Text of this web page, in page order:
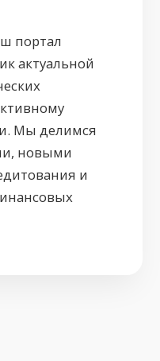
портал
актуальной
Мы делимся
новыми
и